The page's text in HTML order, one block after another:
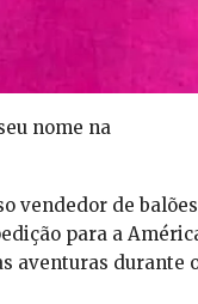
nome na
vendedor de balões
para a
aventuras durante